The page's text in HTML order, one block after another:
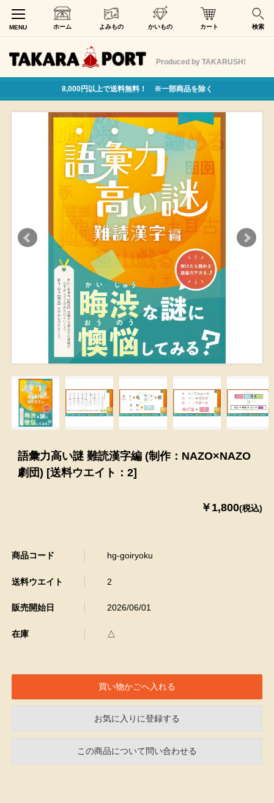
MENU ホーム よみもの かいもの カート 検索
Produced by TAKARUSH!
8,000円以上で送料無料！ ※一部商品を除く
語彙力高い謎 難読漢字編 (制作：NAZO×NAZO
劇団) [送料ウエイト：2]
￥1,800(税込)
商品コード hg-goiryoku
送料ウエイト 2
販売開始日 2026/06/01
在庫 △
お気に入りに登録する
この商品について問い合わせる